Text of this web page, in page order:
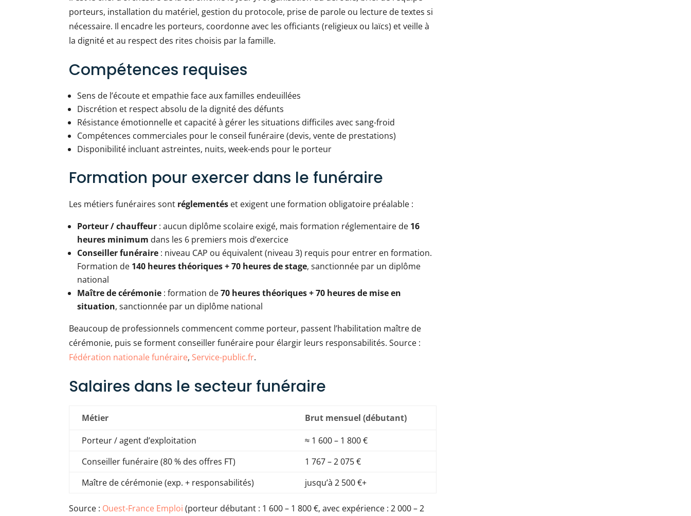
porteurs, installation du matériel, gestion du protocole, prise de parole ou lecture de textes si
nécessaire. Il encadre les porteurs, coordonne avec les officiants (religieux ou laïcs) et veille à
la dignité et au respect des rites choisis par la famille.
Compétences requises
Sens de l’écoute et empathie face aux familles endeuillées
Discrétion et respect absolu de la dignité des défunts
Résistance émotionnelle et capacité à gérer les situations difficiles avec sang-froid
Compétences commerciales pour le conseil funéraire (devis, vente de prestations)
Disponibilité incluant astreintes, nuits, week-ends pour le porteur
Formation pour exercer dans le funéraire
Les métiers funéraires sont réglementés et exigent une formation obligatoire préalable :
Porteur / chauffeur : aucun diplôme scolaire exigé, mais formation réglementaire de 16
heures minimum dans les 6 premiers mois d’exercice
Conseiller funéraire : niveau CAP ou équivalent (niveau 3) requis pour entrer en formation.
Formation de 140 heures théoriques + 70 heures de stage, sanctionnée par un diplôme
national
Maître de cérémonie : formation de70 heures théoriques + 70 heures de mise en
situation, sanctionnée par un diplôme national
Beaucoup de professionnels commencent comme porteur, passent l’habilitation maître de
cérémonie, puis se forment conseiller funéraire pour élargir leurs responsabilités. Source :
Fédération nationale funéraire, Service-public.fr.
Salaires dans le secteur funéraire
Métier
Brut mensuel (débutant)
Porteur / agent d’exploitation
≈ 1 600 – 1 800 €
Conseiller funéraire (80 % des offres FT)
1 767 – 2 075 €
Maître de cérémonie (exp. + responsabilités)
jusqu’à 2 500 €+
Source : Ouest-France Emploi (porteur débutant : 1 600 – 1 800 €, avec expérience : 2 000 – 2